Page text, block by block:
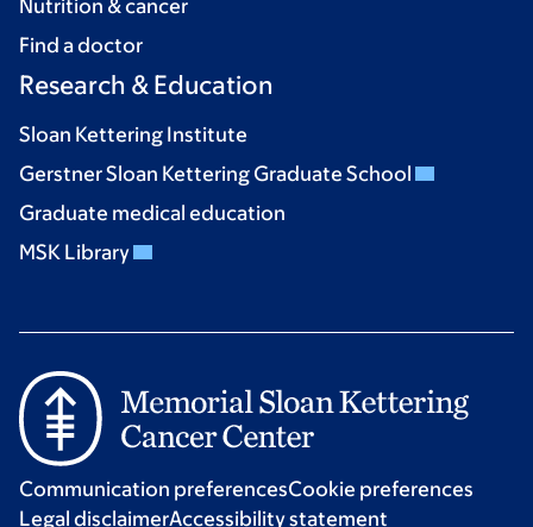
Nutrition & cancer
Find a doctor
Research & Education
Sloan Kettering Institute
Gerstner Sloan Kettering Graduate School
Graduate medical education
MSK Library
Communication preferencesCookie preferences
Legal disclaimerAccessibility statement